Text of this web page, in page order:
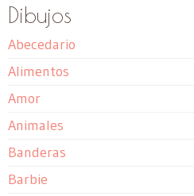
Dibujos
Abecedario
Alimentos
Amor
Animales
Banderas
Barbie